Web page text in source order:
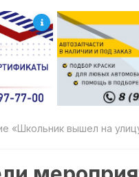
«Школьник вышел на